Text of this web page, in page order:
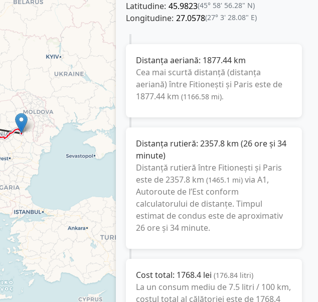
Latitudine: 45.9823(45° 58' 56.28" N)
Longitudine: 27.0578(27° 3' 28.08" E)
Distanța aeriană: 1877.44 km
Cea mai scurtă distanță (distanța
aeriană) între Fitionești și Paris este de
1877.44 km (1166.58 mi).
Distanța rutieră: 2357.8 km (26 ore și 34
minute)
Distanță rutieră între Fitionești și Paris
este de2357.8 km (1465.1 mi) via A1,
Autoroute de l’Estconform
calculatorului de distanțe. Timpul
estimat de condus este de aproximativ
26 ore și 34 minute.
Cost total: 1768.4 lei (176.84 litri)
La un consum mediu de7.5 litri / 100 km,
costul total al călătoriei este de 1768.4